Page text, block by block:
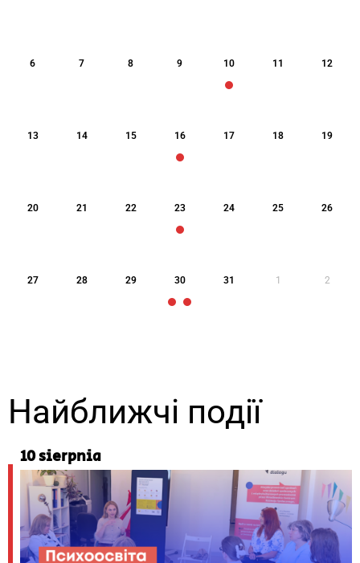
6 7 8 9 10 11 12
13 14 15 16 17 18 19
20 21 22 23 24 25 26
27 28 29 30 31 1 2
Найближчі події
10 sierpnia